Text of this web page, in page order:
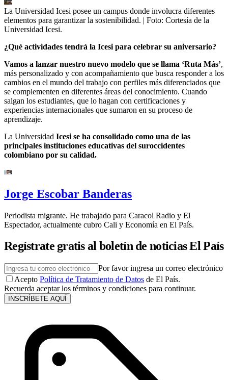
La Universidad Icesi posee un campus donde involucra diferentes
elementos para garantizar la sostenibilidad. | Foto: Cortesía de la
Universidad Icesi.
¿Qué actividades tendrá la Icesi para celebrar su aniversario?
Vamos a lanzar nuestro nuevo modelo que se llama ‘Ruta Más’,
más personalizado y con acompañamiento que busca responder a los
cambios en el mundo del trabajo con perfiles más diferenciados que
se complementen en diferentes áreas del conocimiento. Cuando
salgan los estudiantes, que lo hagan con certificaciones y
experiencias internacionales que sumaron en su proceso de
aprendizaje.
La Universidad Icesi se ha consolidado como una de las
principales instituciones educativas del suroccidentes
colombiano por su calidad.
Jorge Escobar Banderas
Periodista migrante. He trabajado para Caracol Radio y El
Espectador, actualmente cubro Cali y Economía en El País.
Regístrate gratis al boletín de noticias El País
Por favor ingresa un correo electrónico
Acepto Política de Tratamiento de Datos de El País.
Recuerda aceptar los términos y condiciones para continuar.
INSCRÍBETE AQUÍ